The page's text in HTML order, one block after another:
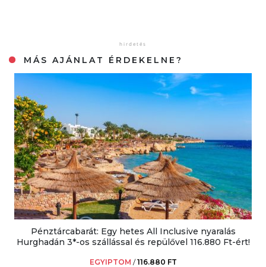
MÁS AJÁNLAT ÉRDEKELNE?
Pénztárcabarát: Egy hetes All Inclusive nyaralás
Hurghadán 3*-os szállással és repülővel 116.880 Ft-ért!
EGYIPTOM /116.880 FT